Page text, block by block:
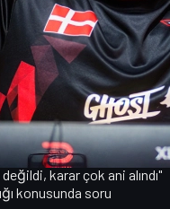
kapanıp yenisinin
Finn "karrigan" Andersen
,
Team Falcons&a;
saygı duyulan oyun içi
bu kararı, hem takım
yakaladı. Özellikle
karar çok ani alındı"
konusunda soru